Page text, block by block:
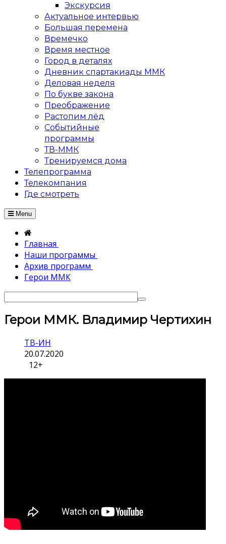
Экскурсия
Актуальное интервью
Большая перемена
Времечко
Время местное
Город в деталях
Дневник спартакиады ММК
Деловая неделя
По букве закона
Преображение
Растопим лёд
Событийные
программы
ТВ-ММК
Тренируемся дома
Телепрограмма
Телекомпания
Где смотреть
Menu
Главная
Наши программы
Архив программ
Герои ММК
Герои ММК. Владимир Чертихин
ТВ-ИН
20.07.2020
12+